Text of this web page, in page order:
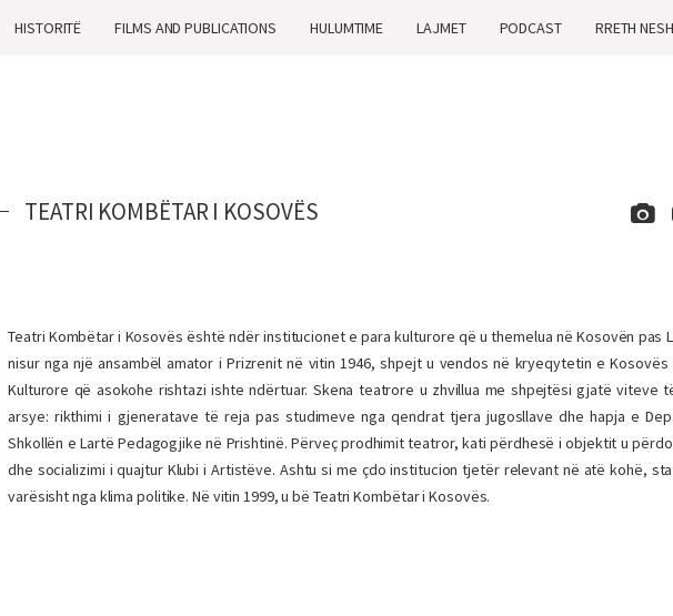
HISTORITË FILMS AND PUBLICATIONS HULUMTIME LAJMET PODCAST RRETH NESH
TEATRI KOMBËTAR I KOSOVËS
Teatri Kombëtar i Kosovës është ndër institucionet e para kulturore që u themelua në Kosovën pas
nisur nga një ansambël amator i Prizrenit në vitin 1946, shpejt u vendos në kryeqytetin e Kosovës
Kulturore që asokohe rishtazi ishte ndërtuar. Skena teatrore u zhvillua me shpejtësi gjatë viteve
arsye: rikthimi i gjeneratave të reja pas studimeve nga qendrat tjera jugosllave dhe hapja e
Shkollën e Lartë Pedagogjike në Prishtinë. Përveç prodhimit teatror, kati përdhesë i objektit u
dhe socializimi i quajtur Klubi i Artistëve. Ashtu si me çdo institucion tjetër relevant në atë kohë,
varësisht nga klima politike. Në vitin 1999, u bë Teatri Kombëtar i Kosovës.